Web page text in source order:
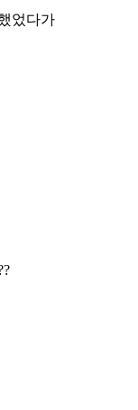
었다가